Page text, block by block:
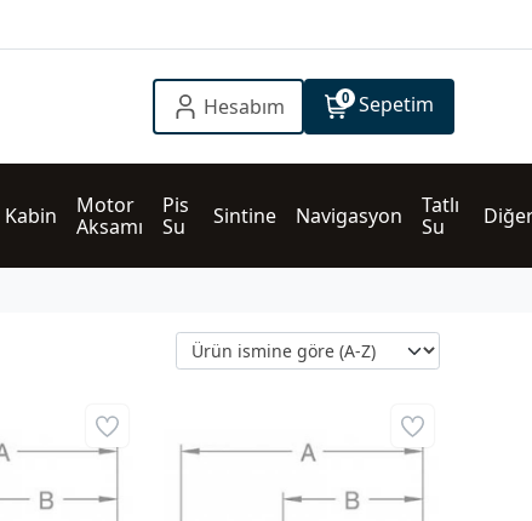
Hesabım 0 Sepetim
Kabin
Motor
Aksamı
Pis
Su
Sintine Navigasyon
Tatlı
Su